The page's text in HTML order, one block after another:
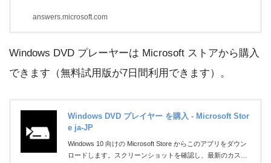
用できますか？ A：光学ドライブを搭載した Windows 10 PC
answers.microsoft.com
Windows DVD プレーヤーは Microsoft ストアから購入
できます（無料試用版が7日間利用できます）。
Windows DVD プレイヤー を購入 - Microsoft Stor
e ja-JP
Windows 10 向けの Microsoft Store からこのアプリをダウン
ロードします。スクリーンショットを確認し、最新のカスタ